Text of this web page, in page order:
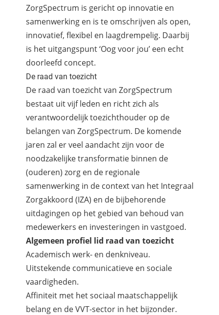
ZorgSpectrum is gericht op innovatie en
samenwerking en is te omschrijven als open,
innovatief, flexibel en laagdrempelig. Daarbij
is het uitgangspunt ‘Oog voor jou’ een echt
doorleefd concept.
De raad van toezicht
De raad van toezicht van ZorgSpectrum
bestaat uit vijf leden en richt zich als
verantwoordelijk toezichthouder op de
belangen van ZorgSpectrum. De komende
jaren zal er veel aandacht zijn voor de
noodzakelijke transformatie binnen de
(ouderen) zorg en de regionale
samenwerking in de context van het Integraal
Zorgakkoord (IZA) en de bijbehorende
uitdagingen op het gebied van behoud van
medewerkers en investeringen in vastgoed.
Algemeen profiel lid raad van toezicht
Academisch werk- en denkniveau.
Uitstekende communicatieve en sociale
vaardigheden.
Affiniteit met het sociaal maatschappelijk
belang en de VVT-sector in het bijzonder.